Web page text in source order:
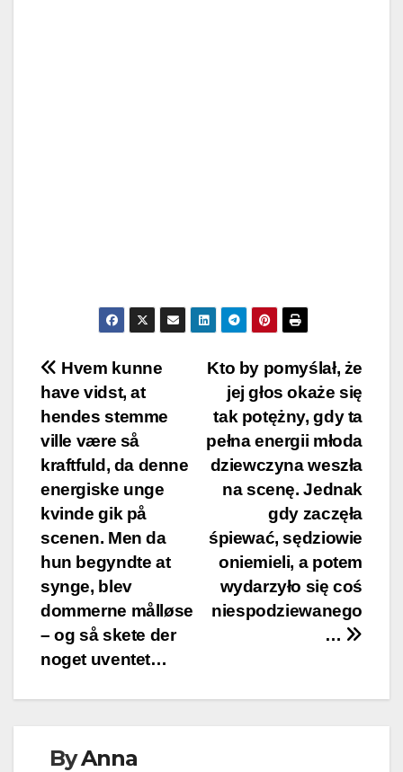
Post
navigation
Kto by pomyślał, że
jej głos okaże się
tak potężny, gdy ta
pełna energii młoda
dziewczyna weszła
na scenę. Jednak
gdy zaczęła
śpiewać, sędziowie
oniemieli, a potem
wydarzyło się coś
niespodziewanego
…
Hvem kunne
have vidst, at
hendes stemme
ville være så
kraftfuld, da denne
energiske unge
kvinde gik på
scenen. Men da
hun begyndte at
synge, blev
dommerne målløse
– og så skete der
noget uventet…
ByAnna